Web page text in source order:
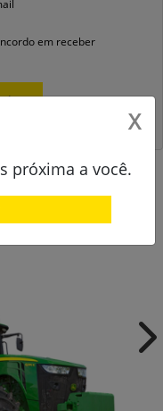
em receber
X
próxima a você.